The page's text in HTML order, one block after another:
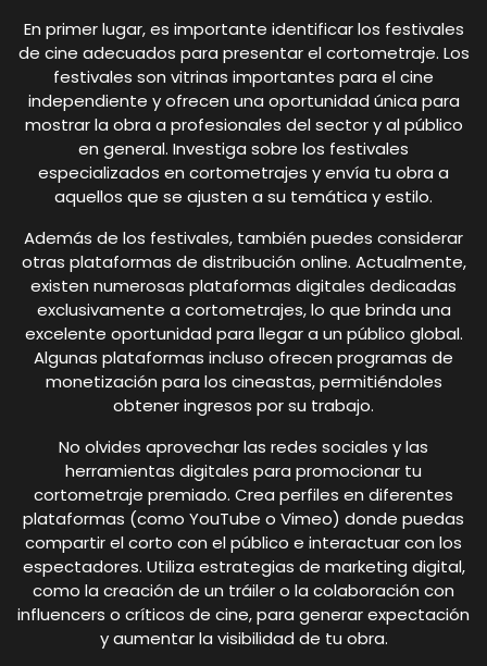
En primer lugar, es importante identificar los festivales
de cine adecuados para presentar el cortometraje. Los
festivales son vitrinas importantes para el cine
independiente y ofrecen una oportunidad única para
mostrar la obra a profesionales del sector y al público
en general. Investiga sobre los festivales
especializados en cortometrajes y envía tu obra a
aquellos que se ajusten a su temática y estilo.
Además de los festivales, también puedes considerar
otras plataformas de distribución online. Actualmente,
existen numerosas plataformas digitales dedicadas
exclusivamente a cortometrajes, lo que brinda una
excelente oportunidad para llegar a un público global.
Algunas plataformas incluso ofrecen programas de
monetización para los cineastas, permitiéndoles
obtener ingresos por su trabajo.
No olvides aprovechar las redes sociales y las
herramientas digitales para promocionar tu
cortometraje premiado. Crea perfiles en diferentes
plataformas (como YouTube o Vimeo) donde puedas
compartir el corto con el público e interactuar con los
espectadores. Utiliza estrategias de marketing digital,
como la creación de un tráiler o la colaboración con
influencers o críticos de cine, para generar expectación
y aumentar la visibilidad de tu obra.